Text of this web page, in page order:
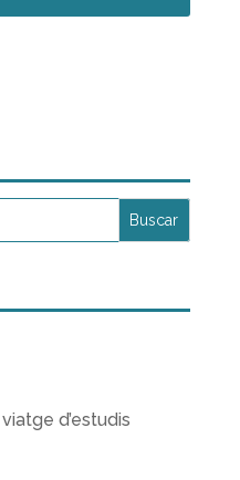
d’estudis